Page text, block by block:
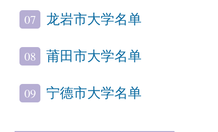
07 龙岩市大学名单
08 莆田市大学名单
09 宁德市大学名单